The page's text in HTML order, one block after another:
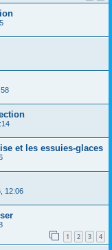
et les essuies-glaces
12:06
1 2 3 4